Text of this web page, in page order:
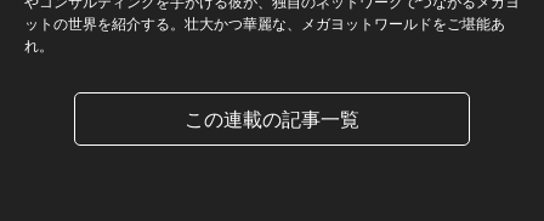
ットの世界を紹介する。壮大かつ華麗な、メガヨットワールドをご堪能あ
れ。
この連載の記事一覧